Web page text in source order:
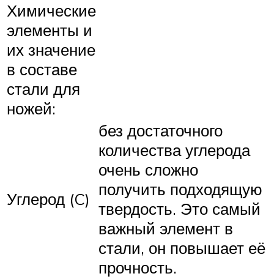
Химические
элементы и
их значение
в составе
стали для
ножей:
Углерод (C)
без достаточного
количества углерода
очень сложно
получить подходящую
твердость. Это самый
важный элемент в
стали, он повышает её
прочность.